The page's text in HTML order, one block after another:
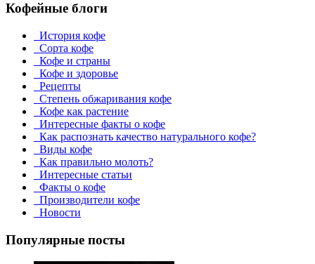
Кофейные блоги
История кофе
Сорта кофе
Кофе и страны
Кофе и здоровье
Рецепты
Степень обжаривания кофе
Кофе как растение
Интересные факты о кофе
Как распознать качество натурального кофе?
Виды кофе
Как правильно молоть?
Интересные статьи
Факты о кофе
Производители кофе
Новости
Популярные посты